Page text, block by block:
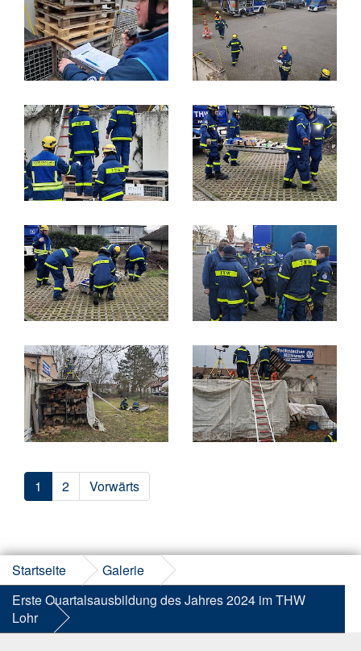
1 2 Vorwärts
Startseite
Galerie
Erste Quartalsausbildung des Jahres 2024 im THW
Lohr